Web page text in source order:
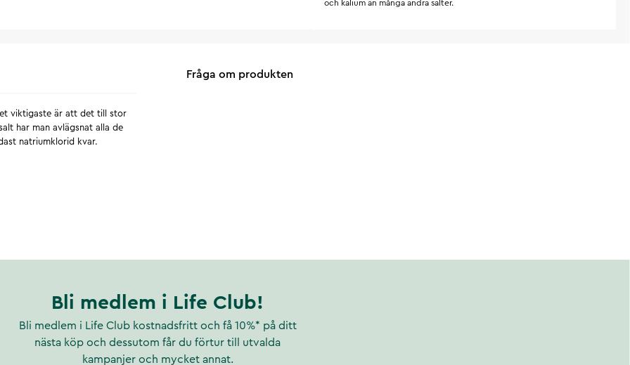
och kalium än många andra salter.
viktigaste är att det till stor
har man avlägsnat alla de
natriumklorid kvar.
Fråga om produkten
Bli medlem i Life Club!
Bli medlem i Life Club kostnadsfritt och få 10%* på ditt
nästa köp och dessutom får du förtur till utvalda
kampanjer och mycket annat.